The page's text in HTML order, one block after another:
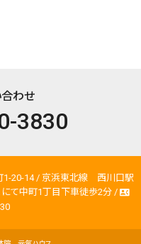
合わせ
3830
1-20-14 / 京浜東北線 西川口駅
にて中町1丁目下車徒歩2分 / contact_phone